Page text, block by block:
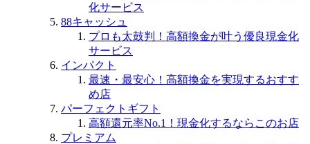
化サービス
88キャッシュ
プロも太鼓判！高額換金が叶う優良現金化
サービス
インパクト
最速・最安心！高額換金を実現するおすす
め店
パーフェクトギフト
高額還元率No.1！現金化するならこのお店
プレミアム